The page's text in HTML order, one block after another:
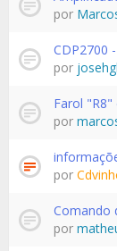
por
CDP2700
por
Farol "R8"
por
por
Comando
por